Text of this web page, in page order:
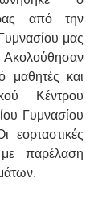
από την
μας
μαθητές και
Κέντρου
Γυμνασίου
εορταστικές
με παρέλαση